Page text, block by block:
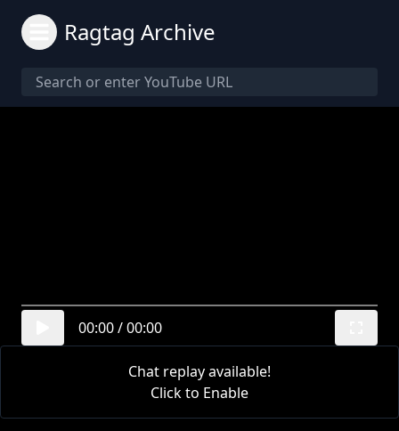
Ragtag Archive
00:00/00:00
Chat replay available!
Click to Enable